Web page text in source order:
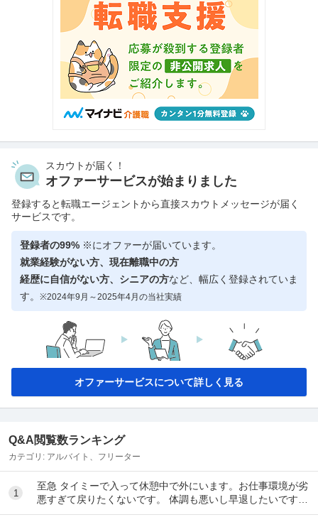
スカウトが届く！
オファーサービスが始まりました
登録すると転職エージェントから直接スカウトメッセージが届く
サービスです。
登録者の99% ※にオファーが届いています。
就業経験がない方、現在離職中の方
経歴に自信がない方、シニアの方など、幅広く登録されていま
す。 ※2024年9月～2025年4月の当社実績
オファーサービスについて詳しく見る
Q&A閲覧数ランキング
カテゴリ: アルバイト、フリーター
1
至急 タイミーで入って休憩中で外にいます。お仕事環境が劣
悪すぎて戻りたくないです。 体調も悪いし早退したいです。
電話したのですが通話中で一生繋がらなくて...